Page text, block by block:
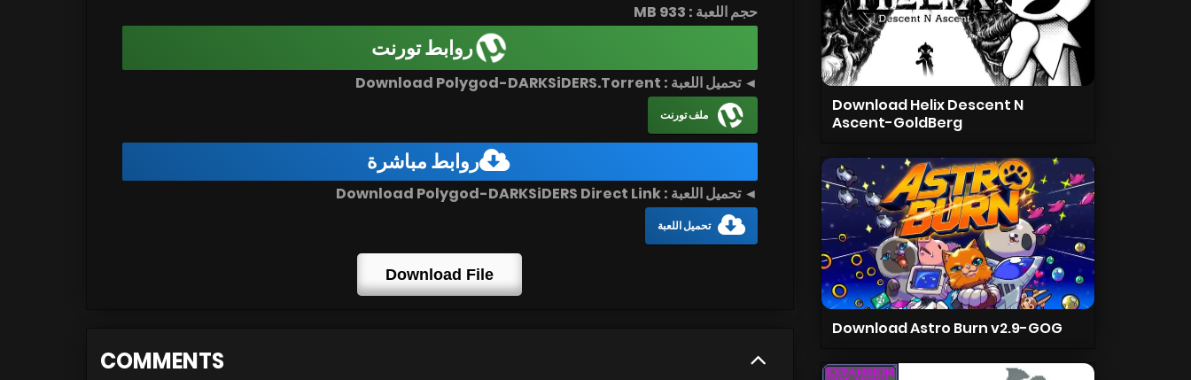
حجم اللعبة : 933 MB
روابط تورنت
◄ تحميل اللعبة : Download Polygod-DARKSiDERS.Torrent
ملف تورنت
روابط مباشرة
◄ تحميل اللعبة : Download Polygod-DARKSiDERS Direct Link
تحميل اللعبة
Download File
COMMENTS
Download Helix Descent N
Ascent-GoldBerg
Download Astro Burn v2.9-GOG